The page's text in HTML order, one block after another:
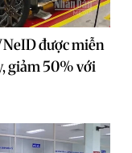
được miễn
giảm 50% với